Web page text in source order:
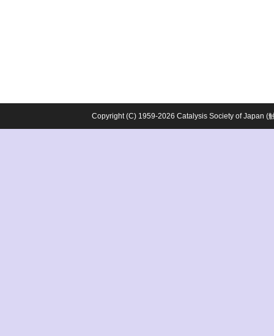
Copyright (C) 1959-2026 Catalysis Society of Japan (